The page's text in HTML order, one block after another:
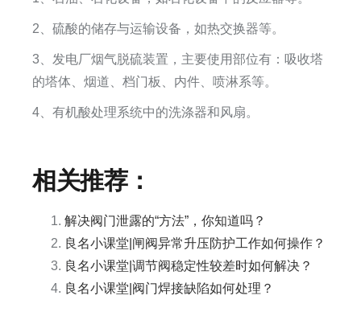
2、硫酸的储存与运输设备，如热交换器等。
3、发电厂烟气脱硫装置，主要使用部位有：吸收塔
的塔体、烟道、档门板、内件、喷淋系等。
4、有机酸处理系统中的洗涤器和风扇。
相关推荐：
解决阀门泄露的“方法”，你知道吗？
良名小课堂|闸阀异常升压防护工作如何操作？
良名小课堂|调节阀稳定性较差时如何解决？
良名小课堂|阀门焊接缺陷如何处理？